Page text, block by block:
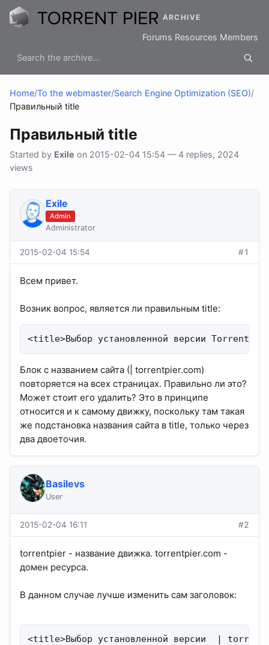
ARCHIVE
Forums Resources Members
Home/To the webmaster/Search Engine Optimization (SEO)/
Правильный title
Правильный title
Started by Exile on 2015-02-04 15:54 — 4 replies, 2024
views
Exile
Admin
Administrator
2015-02-04 15:54 #1
Всем привет.
Возник вопрос, является ли правильным title:
<title>Выбор установленной версии
Блок с названием сайта (| torrentpier.com)
повторяется на всех страницах. Правильно ли это?
Может стоит его удалить? Это в принципе
относится и к самому движку, поскольку там такая
же подстановка названия сайта в title, только через
два двоеточия.
Basilevs
User
2015-02-04 16:11 #2
torrentpier - название движка. torrentpier.com -
домен ресурса.
В данном случае лучше изменить сам заголовок:
<title>Выбор установленной версии  |